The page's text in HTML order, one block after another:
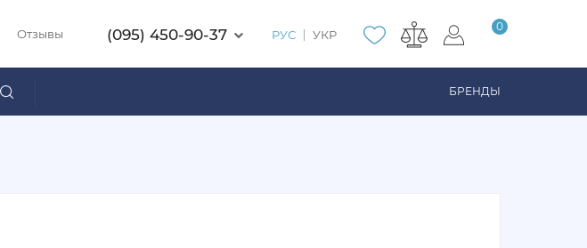
Отзывы
0
РУС УКР
(095) 450-90-37
БРЕНДЫ